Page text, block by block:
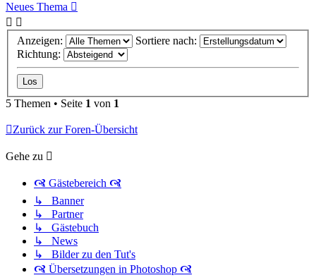
Neues Thema
Anzeigen:
Sortiere nach:
Richtung:
5 Themen • Seite 1 von 1
Zurück zur Foren-Übersicht
Gehe zu
🙧 Gästebereich 🙧
↳ Banner
↳ Partner
↳ Gästebuch
↳ News
↳ Bilder zu den Tut's
🙧 Übersetzungen in Photoshop 🙧